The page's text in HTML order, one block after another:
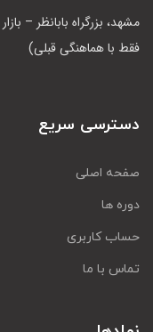
فقط با هماهنگی قبلی)
دسترسی سریع
صفحه اصلی
دوره ها
حساب کاربری
تماس با ما